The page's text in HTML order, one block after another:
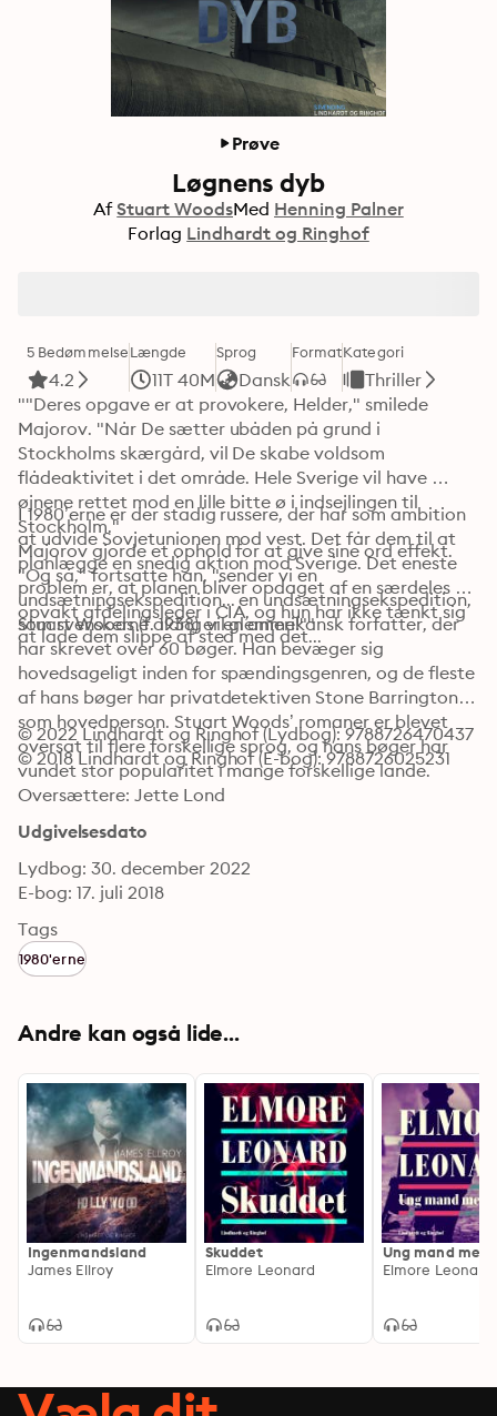
Prøve
Løgnens dyb
Af Stuart WoodsMed Henning Palner
Forlag Lindhardt og Ringhof
5 Bedømmelse
4.2
Længde
11T 40M
Sprog
Dansk
FormatKategori
Thriller
""Deres opgave er at provokere, Helder," smilede
Majorov. "Når De sætter ubåden på grund i
Stockholms skærgård, vil De skabe voldsom
flådeaktivitet i det område. Hele Sverige vil have
øjnene rettet mod en lille bitte ø i indsejlingen til
Stockholm."
Majorov gjorde et ophold for at give sine ord effekt.
"Og så," fortsatte han, "sender vi en
undsætningsekspedition... en undsætningsekspedition,
som svenskerne aldrig vil glemme!""
I 1980’erne er der stadig russere, der har som ambition
at udvide Sovjetunionen mod vest. Det får dem til at
planlægge en snedig aktion mod Sverige. Det eneste
problem er, at planen bliver opdaget af en særdeles
opvakt afdelingsleder i CIA, og hun har ikke tænkt sig
at lade dem slippe af sted med det...
Stuart Woods (f. 1938) er en amerikansk forfatter, der
har skrevet over 60 bøger. Han bevæger sig
hovedsageligt inden for spændingsgenren, og de fleste
af hans bøger har privatdetektiven Stone Barrington
som hovedperson. Stuart Woods’ romaner er blevet
oversat til flere forskellige sprog, og hans bøger har
vundet stor popularitet i mange forskellige lande.
© 2022 Lindhardt og Ringhof (Lydbog): 9788726470437
© 2018 Lindhardt og Ringhof (E-bog): 9788726025231
Oversættere: Jette Lond
Udgivelsesdato
Lydbog: 30. december 2022
E-bog: 17. juli 2018
Tags
1980'erne
Andre kan også lide...
Ingenmandsland
James Ellroy
Skuddet
Elmore Leonard
Ung mand med
Elmore Leonard